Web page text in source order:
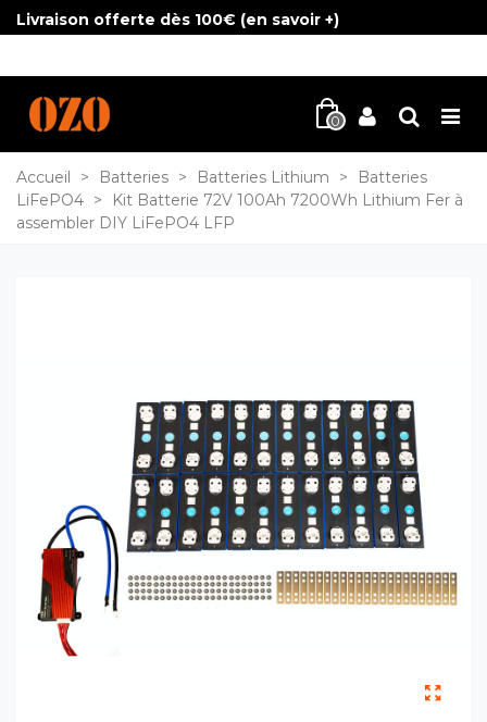
Livraison offerte dès 100€ (en savoir +)
0
Accueil > Batteries > Batteries Lithium >
Batteries
LiFePO4 >
Kit Batterie 72V 100Ah 7200Wh Lithium Fer à
assembler DIY LiFePO4 LFP